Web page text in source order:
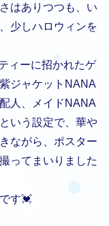
はありつつも、い
少しハロウィンを
ィーに招かれたゲ
ジャケットNANA
人、メイドNANA
いう設定で、華や
ながら、ポスター
ってまいりました
す💓